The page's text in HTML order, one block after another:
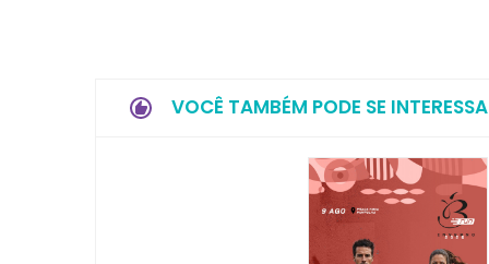
VOCÊ TAMBÉM PODE SE